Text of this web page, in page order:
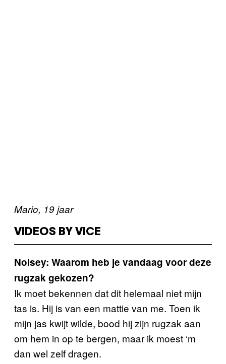
Mario, 19 jaar
VIDEOS BY VICE
Noisey: Waarom heb je vandaag voor deze
rugzak gekozen?
Ik moet bekennen dat dit helemaal niet mijn
tas is. Hij is van een mattie van me. Toen ik
mijn jas kwijt wilde, bood hij zijn rugzak aan
om hem in op te bergen, maar ik moest ‘m
dan wel zelf dragen.